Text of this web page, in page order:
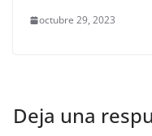
octubre 29, 2023
Deja una